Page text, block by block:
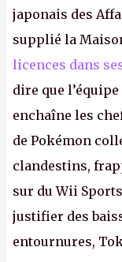
japonais des
supplié la
licences dans
dire que
enchaîne les
de Pokémon
clandestins,
sur du Wii
justifier des
entournures,